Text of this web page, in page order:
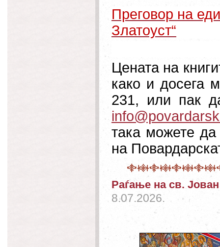
Преговор на
Златоуст“
Цената на
како и досега
231, или пак
така можете
на
Раѓање на св.
8.07.2026.